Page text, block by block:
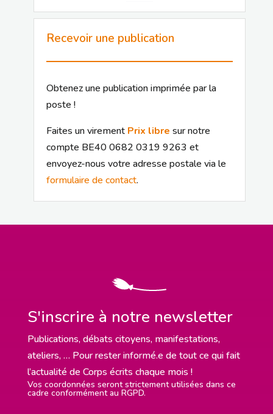
Recevoir une publication
Obtenez une publication imprimée par la
poste !
Faites un virement Prix libre sur notre
compte BE40 0682 0319 9263 et
envoyez-nous votre adresse postale via le
formulaire de contact.
S'inscrire à notre newsletter
Publications, débats citoyens, manifestations,
ateliers, … Pour rester informé.e de tout ce qui fait
l’actualité de Corps écrits chaque mois !
Vos coordonnées seront strictement utilisées dans ce
cadre conformément au RGPD.